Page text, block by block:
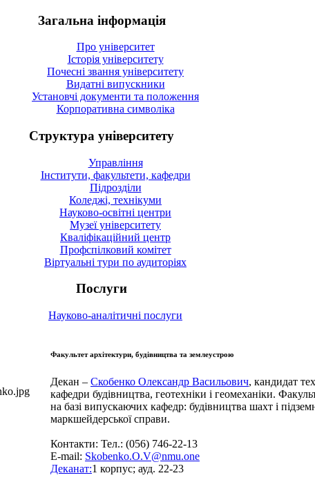
Загальна інформація
Про університет
Історія університету
Почесні звання університету
Видатні випускники
Установчі документи та положення
Корпоративна символiка
Структура університету
Управління
Інститути, факультети, кафедри
Підрозділи
Коледжі, технікуми
Науково-освітні центри
Музеї університету
Кваліфікаційний центр
Профспілковий комітет
Віртуальні тури по аудиторіях
Послуги
Науково-аналітичні послуги
Факультет архітектури, будівництва та землеустрою
Декан – Скобенко Олександр Васильович, кандидат
кафедри будівництва, геотехніки і геомеханіки.
на базі випускаючих кафедр: будівництва шахт і
маркшейдерської справи.
Контакти: Тел.: (056) 746-22-13
E-mail: Skobenko.O.V@nmu.one
Деканат:1 корпус; ауд. 22-23